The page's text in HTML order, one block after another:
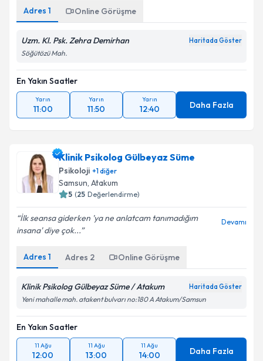
Adres 1 Online Görüşme
Uzm. Kl. Psk. Zehra Demirhan Haritada Göster
Söğütözü Mah.
En Yakın Saatler
Yarın
11:00
Yarın
11:50
Yarın
12:40 Daha Fazla
Klinik Psikolog Gülbeyaz Süme
Psikoloji +1diğer
Samsun, Atakum
5 (25 Değerlendirme)
İlk seansa giderken 'ya ne anlatcam tanımadığım
insana' diye çok...
Devamı
Adres 1 Adres 2 Online Görüşme
Klinik Psikolog Gülbeyaz Süme / Atakum Haritada Göster
Yeni mahalle mah. atakent bulvarı no:180 A Atakum/Samsun
En Yakın Saatler
11 Ağu
12:00
11 Ağu
13:00
11 Ağu
14:00 Daha Fazla